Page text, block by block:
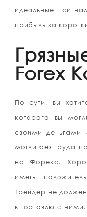
идеальные
прибыль за
Forex
По сути, вы
которого вы
своими деньгами
могли без труда
на Форекс.
иметь
Трейдер не
в торговлю с